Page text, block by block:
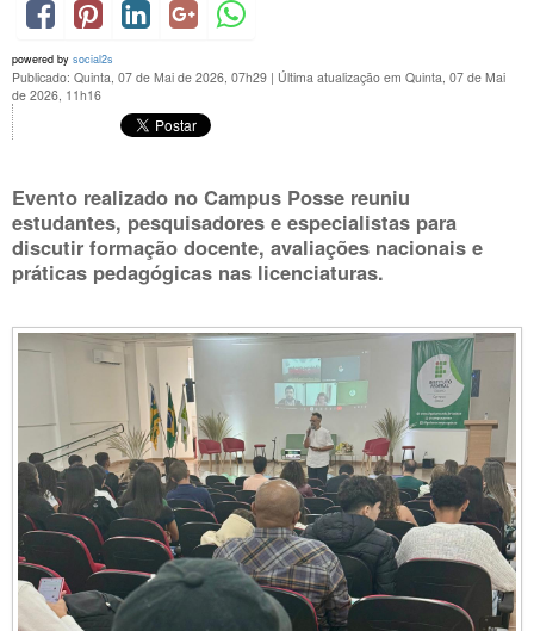
powered by social2s
Publicado: Quinta, 07 de Mai de 2026, 07h29 | Última atualização em Quinta, 07 de Mai
de 2026, 11h16
Evento realizado no Campus Posse reuniu
estudantes, pesquisadores e especialistas para
discutir formação docente, avaliações nacionais e
práticas pedagógicas nas licenciaturas.